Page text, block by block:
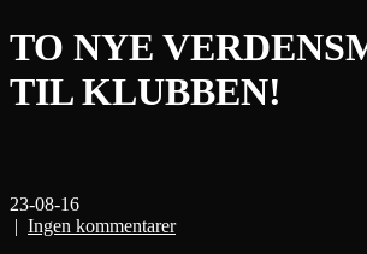
TO NYE
TIL KLUBBEN!
23-08-16
| Ingen kommentarer